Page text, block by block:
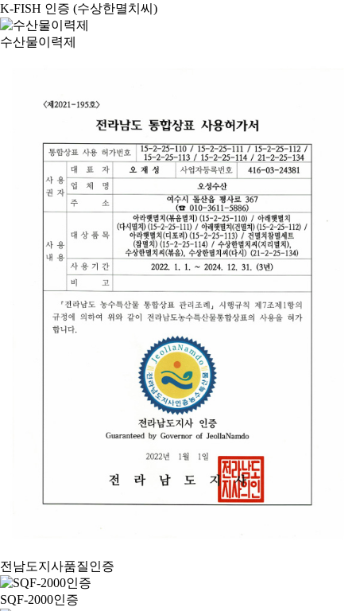
K-FISH 인증 (수상한멸치씨)
수산물이력제
전남도지사품질인증
SQF-2000인증